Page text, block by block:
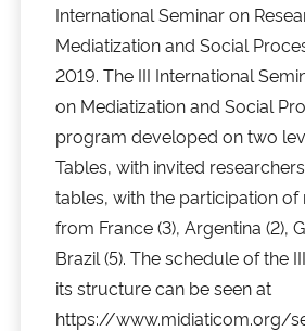
Advocacia-Geral da União
Banco Central do Brasil
International Seminar on
Mediatization and Social
2019. The III International
on Mediatization and Social
program developed on two
Tables, with invited
tables, with the participation of
from France (3), Argentina (2),
Brazil (5). The schedule of the
its structure can be seen at
https://www.midiaticom.org/